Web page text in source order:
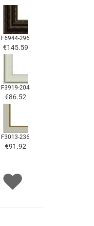
F6944-296
€145.59
F3919-204
€86.52
F3013-236
€91.92
F7034-298